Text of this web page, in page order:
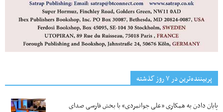
پربیننده‌ترین‌ در ۷ روز گذشته
پایان دادن به همکاری «علی جوانمردی» با بخش فارسی صدای